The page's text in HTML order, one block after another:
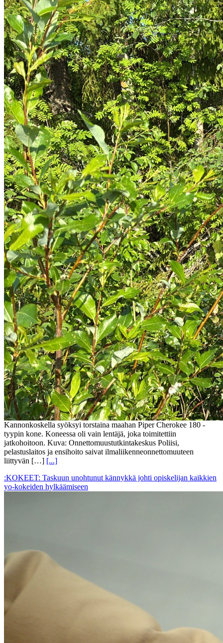
Kannonkoskella syöksyi torstaina maahan Piper Cherokee 180 -
tyypin kone. Koneessa oli vain lentäjä, joka toimitettiin
jatkohoitoon. Kuva: Onnettomuustutkintakeskus Poliisi,
pelastuslaitos ja ensihoito saivat ilmaliikenneonnettomuuteen
liittyvän […] [...]
:KOKEET: Taskuun unohtunut kännykkä johti opiskelijan kaikkien
yo-kokeiden hylkäämiseen